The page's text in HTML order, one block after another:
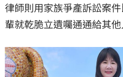
律師則用家族爭產訴訟案
輩就乾脆立遺囑通通給其他